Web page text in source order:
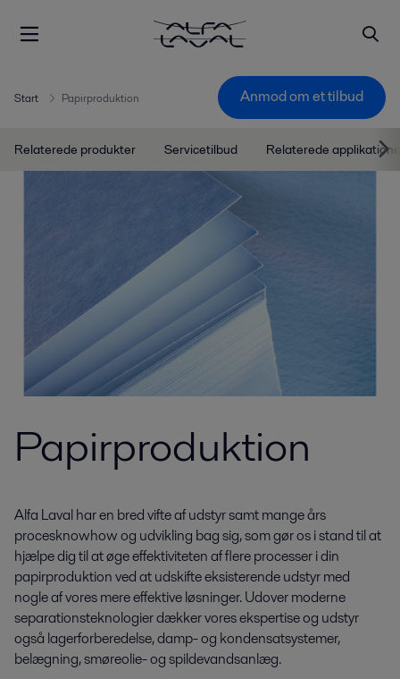
Start Papirproduktion Anmod om et tilbud
Relaterede produkter Servicetilbud Relaterede
Papirproduktion
Alfa Laval har en bred vifte af udstyr samt mange års
procesknowhow og udvikling bag sig, som gør os i stand til at
hjælpe dig til at øge effektiviteten af flere processer i din
papirproduktion ved at udskifte eksisterende udstyr med
nogle af vores mere effektive løsninger. Udover moderne
separationsteknologier dækker vores ekspertise og udstyr
også lagerforberedelse, damp- og kondensatsystemer,
belægning, smøreolie- og spildevandsanlæg.